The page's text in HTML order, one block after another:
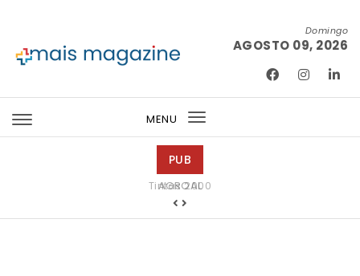
Domingo
AGOSTO 09, 2026
MENU
Toggle
PUB
Tintas 2000